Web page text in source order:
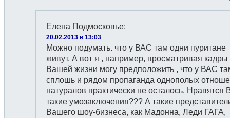
Елена Подмосковье:
20.02.2013 в 13:03
Можно подумать. что у ВАС там одни пуритане
живут. А вот я , например, просматривая кадры
Вашей жизни могу предположить , что у ВАС
сплошь и рядом пропаганда однополых
натуралов практически не осталось. Нравятся
такие умозаключения??? А такие
Вашего шоу-бизнеса, как Мадонна, Леди ГАГА,